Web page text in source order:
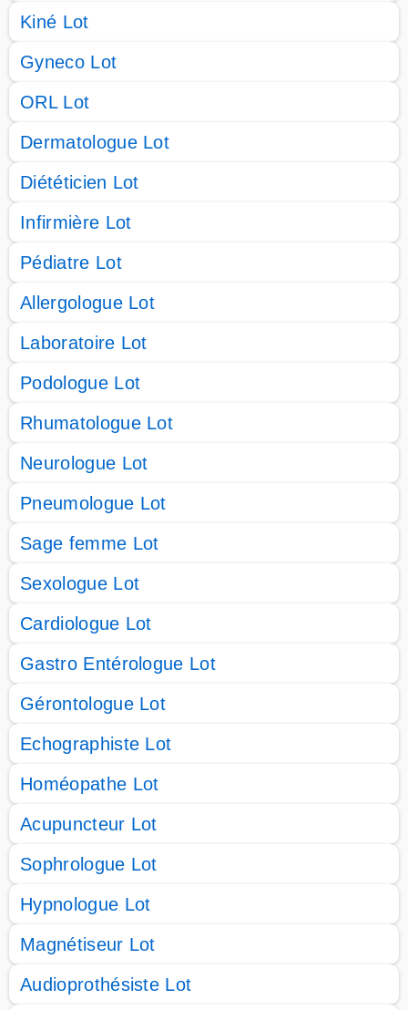
Kiné Lot
Gyneco Lot
ORL Lot
Dermatologue Lot
Diététicien Lot
Infirmière Lot
Pédiatre Lot
Allergologue Lot
Laboratoire Lot
Podologue Lot
Rhumatologue Lot
Neurologue Lot
Pneumologue Lot
Sage femme Lot
Sexologue Lot
Cardiologue Lot
Gastro Entérologue Lot
Gérontologue Lot
Echographiste Lot
Homéopathe Lot
Acupuncteur Lot
Sophrologue Lot
Hypnologue Lot
Magnétiseur Lot
Audioprothésiste Lot